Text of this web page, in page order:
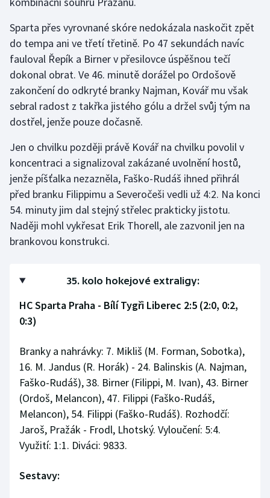
Stolní tenis
Triatlon
Veslování
Vodní slalom
Volejbal
Ostatní
Sparta přes vyrovnané skóre nedokázala naskočit zpět
do tempa ani ve třetí třetině. Po 47 sekundách navíc
fauloval Řepík a Birner v přesilovce úspěšnou tečí
dokonal obrat. Ve 46. minutě dorážel po Ordošově
zakončení do odkryté branky Najman, Kovář mu však
sebral radost z takřka jistého gólu a držel svůj tým na
dostřel, jenže pouze dočasně.
Jen o chvilku později právě Kovář na chvilku povolil v
koncentraci a signalizoval zakázané uvolnění hostů,
jenže píšťalka nezazněla, Faško-Rudáš ihned přihrál
před branku Filippimu a Severočeši vedli už 4:2. Na konci
54. minuty jim dal stejný střelec prakticky jistotu.
Naději mohl vykřesat Erik Thorell, ale zazvonil jen na
brankovou konstrukci.
35. kolo hokejové extraligy:
HC Sparta Praha - Bílí Tygři Liberec 2:5 (2:0, 0:2,
0:3)
Branky a nahrávky: 7. Mikliš (M. Forman, Sobotka),
16. M. Jandus (R. Horák) - 24. Balinskis (A. Najman,
Faško-Rudáš), 38. Birner (Filippi, M. Ivan), 43. Birner
(Ordoš, Melancon), 47. Filippi (Faško-Rudáš,
Melancon), 54. Filippi (Faško-Rudáš). Rozhodčí:
Jaroš, Pražák - Frodl, Lhotský. Vyloučení: 5:4.
Využití: 1:1. Diváci: 9833.
Sestavy: